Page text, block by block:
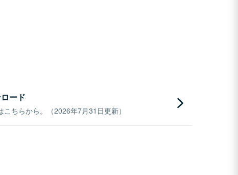
ード
ちらから。（2026年7月31日更新）